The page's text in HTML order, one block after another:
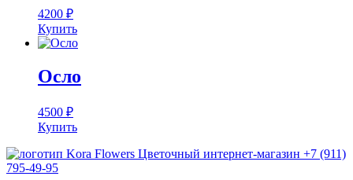
4200 ₽
Купить
Осло
4500 ₽
Купить
Цветочный интернет-магазин +7 (911)
795-49-95